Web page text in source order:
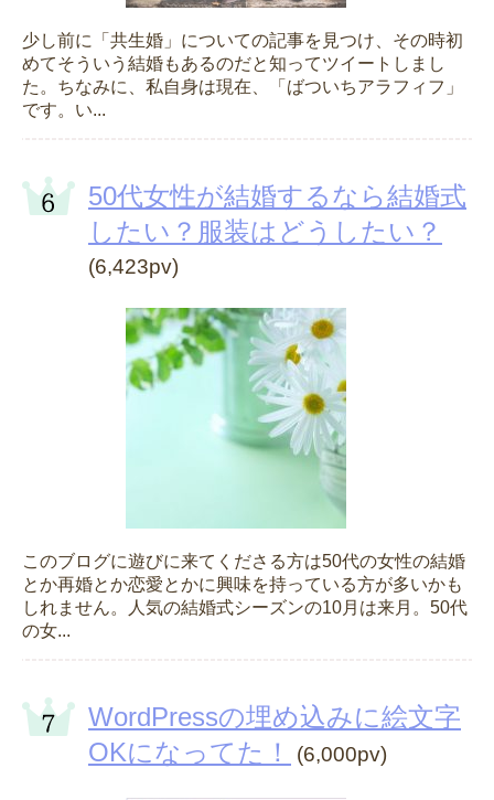
少し前に「共生婚」についての記事を見つけ、その時初
めてそういう結婚もあるのだと知ってツイートしまし
た。ちなみに、私自身は現在、「ばついちアラフィフ」
です。い...
50代女性が結婚するなら結婚式
したい？服装はどうしたい？
(6,423pv)
このブログに遊びに来てくださる方は50代の女性の結婚
とか再婚とか恋愛とかに興味を持っている方が多いかも
しれません。人気の結婚式シーズンの10月は来月。50代
の女...
WordPressの埋め込みに絵文字
OKになってた！
(6,000pv)